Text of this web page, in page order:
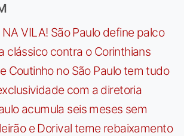
NA VILA! São Paulo define palco
clássico contra o Corinthians
Coutinho no São Paulo tem tudo
com a diretoria
acumula seis meses sem
e Dorival teme rebaixamento